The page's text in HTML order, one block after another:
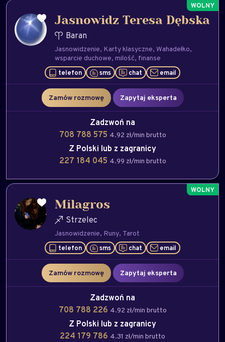
Jasnowidz Teresa Dębska
Baran
Jasnowidzenie Karty klasyczne Wahadełko
wsparcie duchowe milość finanse
telefon sms chat email
Zamów rozmowę Zapytaj eksperta
Zadzwoń na
708 788 575 4.92 zł/min brutto
Z Polski lub z zagranicy
227 184 045 4.99 zł/min brutto
Milagros
Strzelec
Jasnowidzenie Runy Tarot
telefon sms chat email
Zamów rozmowę Zapytaj eksperta
Zadzwoń na
708 788 226 4.92 zł/min brutto
Z Polski lub z zagranicy
224 179 786 4.31 zł/min brutto